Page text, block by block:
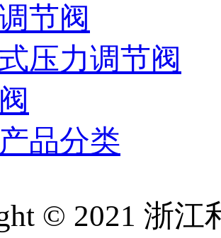
节阀
压力调节阀
品分类
© 2021 浙